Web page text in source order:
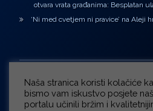
otvara vrata građanima: Besplatan
‘Ni med cvetjem ni pravice’ na Aleji
Naša stranica koristi kolačiće
bismo vam iskustvo posjete
portalu učinili bržim i